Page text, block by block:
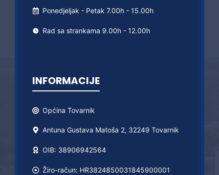
Ponedjeljak - Petak 7.00h - 15.00h
Rad sa strankama 9.00h - 12.00h
INFORMACIJE
Općina Tovarnik
Antuna Gustava Matoša 2, 32249 Tovarnik
OIB: 38906942564
Žiro-račun: HR3824850031845900001